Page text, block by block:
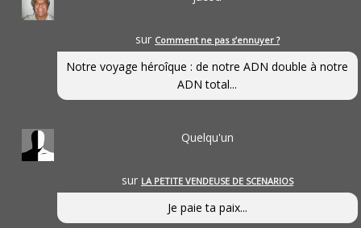
sur Comment ne pas s’ennuyer ?
Notre voyage héroîque : de notre ADN double à notre
ADN total...
Quelqu'un
sur LA PETITE VENDEUSE DE SCENARIOS
Je paie ta paix...